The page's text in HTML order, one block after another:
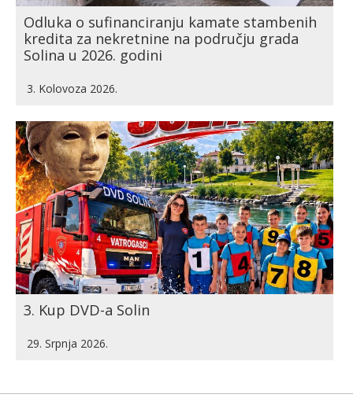
Odluka o sufinanciranju kamate stambenih
kredita za nekretnine na području grada
Solina u 2026. godini
3. Kolovoza 2026.
3. Kup DVD-a Solin
29. Srpnja 2026.